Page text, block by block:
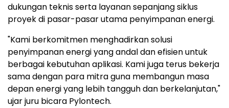
dukungan teknis serta layanan sepanjang siklus
proyek di pasar-pasar utama penyimpanan energi.
"Kami berkomitmen menghadirkan solusi
penyimpanan energi yang andal dan efisien untuk
berbagai kebutuhan aplikasi. Kami juga terus bekerja
sama dengan para mitra guna membangun masa
depan energi yang lebih tangguh dan berkelanjutan,"
ujar juru bicara Pylontech.